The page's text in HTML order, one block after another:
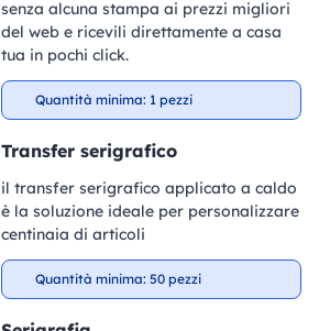
senza alcuna stampa ai prezzi migliori
del web e ricevili direttamente a casa
tua in pochi click.
Quantità minima: 1 pezzi
Transfer serigrafico
il transfer serigrafico applicato a caldo
è la soluzione ideale per personalizzare
centinaia di articoli
Quantità minima: 50 pezzi